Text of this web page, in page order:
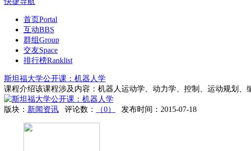
首页Portal
互动BBS
群组Group
交友Space
排行榜Ranklist
斯坦福大学公开课：机器人学
课程介绍该课程涉及内容：机器人运动学、动力学、控制、运动规划
版块： 新闻资讯 评论数： （0） 发布时间：2015-07-18